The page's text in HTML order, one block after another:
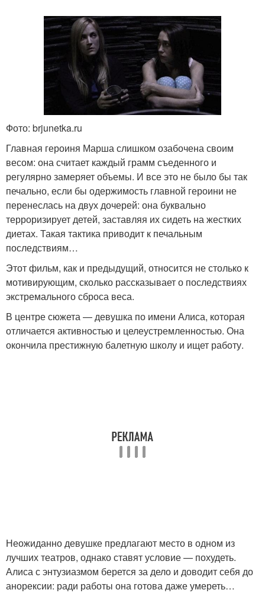
Фото: brjunetka.ru
Главная героиня Марша слишком озабочена своим
весом: она считает каждый грамм съеденного и
регулярно замеряет объемы. И все это не было бы так
печально, если бы одержимость главной героини не
перенеслась на двух дочерей: она буквально
терроризирует детей, заставляя их сидеть на жестких
диетах. Такая тактика приводит к печальным
последствиям…
Этот фильм, как и предыдущий, относится не столько к
мотивирующим, сколько рассказывает о последствиях
экстремального сброса веса.
В центре сюжета — девушка по имени Алиса, которая
отличается активностью и целеустремленностью. Она
окончила престижную балетную школу и ищет работу.
Неожиданно девушке предлагают место в одном из
лучших театров, однако ставят условие — похудеть.
Алиса с энтузиазмом берется за дело и доводит себя до
анорексии: ради работы она готова даже умереть…